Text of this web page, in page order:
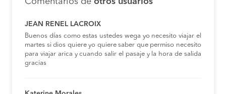
JEAN RENEL LACROIX
Buenos días como estas ustedes wega yo necesito viajar el
martes si dios quiere yo quiere saber que permiso necesito
para viajar arica y cuando salir el pasaje y la hora de salida
gracias